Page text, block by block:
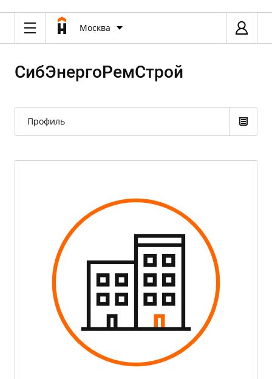
Москва
СибЭнергоРемСтрой
Профиль